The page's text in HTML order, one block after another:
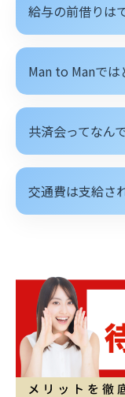
給与の前借りは
Man to Manでは
共済会ってなん
交通費は支給さ